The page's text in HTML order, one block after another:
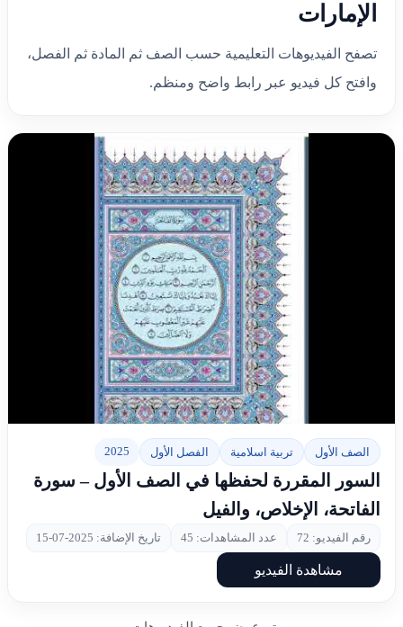
الإمارات
تصفح الفيديوهات التعليمية حسب الصف ثم المادة ثم الفصل،
وافتح كل فيديو عبر رابط واضح ومنظم.
▶الصف الأول تربية اسلامية الفصل الأول 2025
السور المقررة لحفظها في الصف الأول – سورة
الفاتحة، الإخلاص، والفيل
رقم الفيديو: 72 عدد المشاهدات: 45 تاريخ الإضافة: 2025-07-15
مشاهدة الفيديو